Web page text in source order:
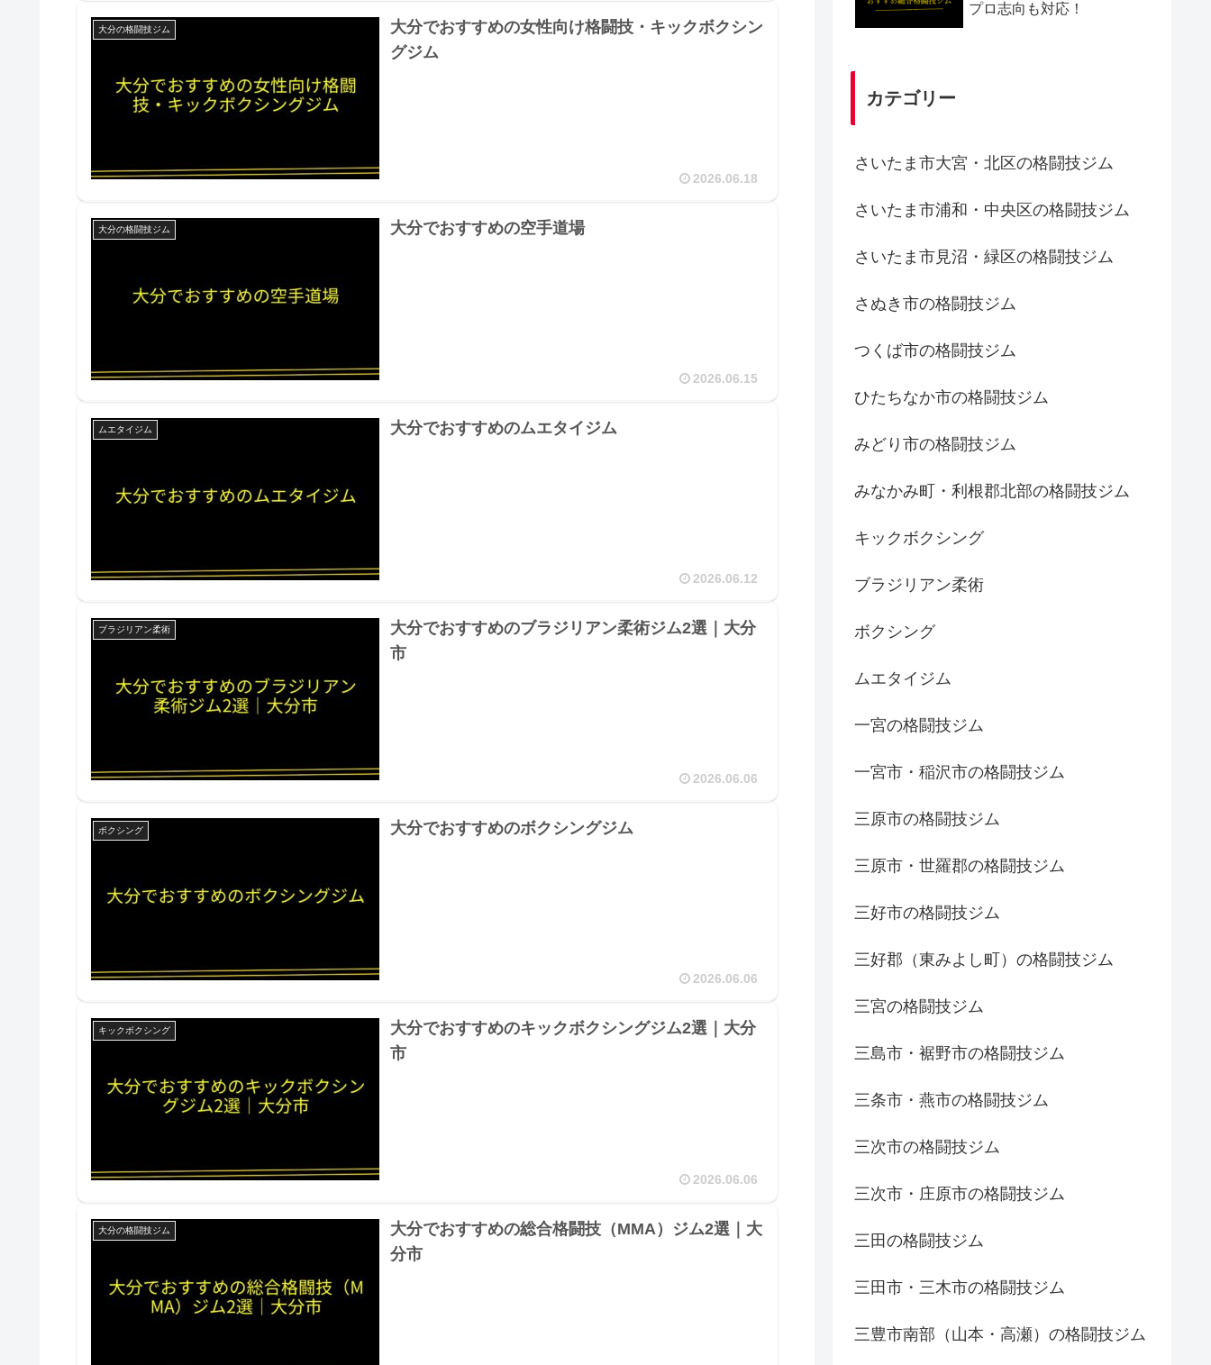
大分の格闘技ジム
大分でおすすめの女性向け格闘技・キックボクシン
グジム
2026.06.18
大分の格闘技ジム 大分でおすすめの空手道場
2026.06.15
ムエタイジム 大分でおすすめのムエタイジム
2026.06.12
ブラジリアン柔術
大分でおすすめのブラジリアン柔術ジム2選｜大分
市
2026.06.06
ボクシング 大分でおすすめのボクシングジム
2026.06.06
キックボクシング
大分でおすすめのキックボクシングジム2選｜大分
市
2026.06.06
大分の格闘技ジム
大分でおすすめの総合格闘技（MMA）ジム2選｜大
分市
プロ志向も対応！
カテゴリー
さいたま市大宮・北区の格闘技ジム
さいたま市浦和・中央区の格闘技ジム
さいたま市見沼・緑区の格闘技ジム
さぬき市の格闘技ジム
つくば市の格闘技ジム
ひたちなか市の格闘技ジム
みどり市の格闘技ジム
みなかみ町・利根郡北部の格闘技ジム
キックボクシング
ブラジリアン柔術
ボクシング
ムエタイジム
一宮の格闘技ジム
一宮市・稲沢市の格闘技ジム
三原市の格闘技ジム
三原市・世羅郡の格闘技ジム
三好市の格闘技ジム
三好郡（東みよし町）の格闘技ジム
三宮の格闘技ジム
三島市・裾野市の格闘技ジム
三条市・燕市の格闘技ジム
三次市の格闘技ジム
三次市・庄原市の格闘技ジム
三田の格闘技ジム
三田市・三木市の格闘技ジム
三豊市南部（山本・高瀬）の格闘技ジム